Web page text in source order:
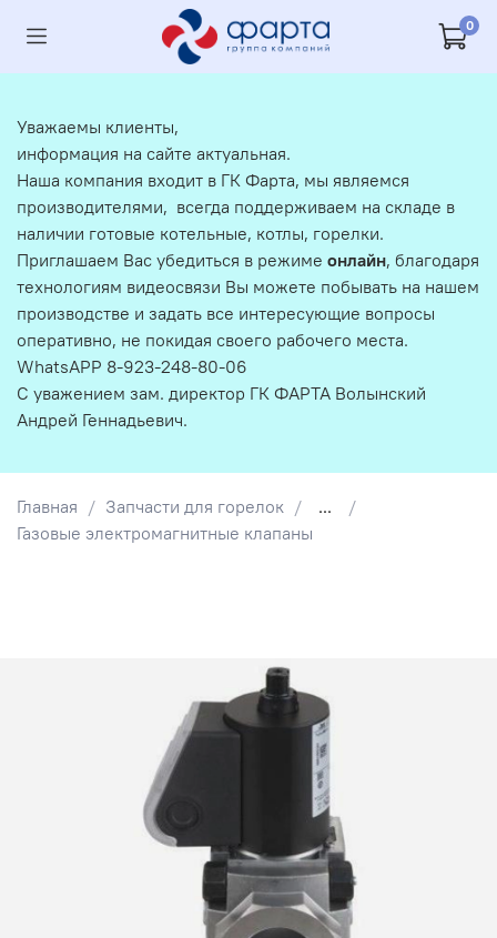
0
Главная Запчасти для горелок
...
Газовые электромагнитные клапаны
Уважаемы клиенты,
информация на сайте актуальная.
Наша компания входит в ГК Фарта, мы являемся
производителями, всегда поддерживаем на складе в
наличии готовые котельные, котлы, горелки.
Приглашаем Вас убедиться в режиме онлайн, благодаря
технологиям видеосвязи Вы можете побывать на нашем
производстве и задать все интересующие вопросы
оперативно, не покидая своего рабочего места.
WhatsAPP 8-923-248-80-06
С уважением зам. директор ГК ФАРТА Волынский
Андрей Геннадьевич.